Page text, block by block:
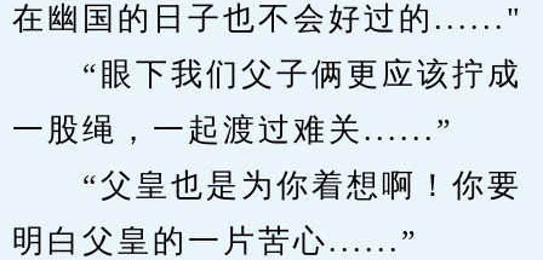
在幽国的日子也不会好过的......"
“眼下我们父子俩更应该拧成
一股绳，一起渡过难关......”
“父皇也是为你着想啊！你要
明白父皇的一片苦心......”